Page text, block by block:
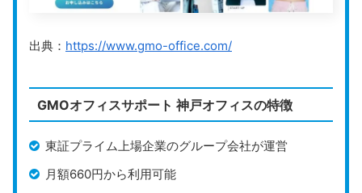
出典： https://www.gmo-office.com/
GMOオフィスサポート 神戸オフィスの特徴
東証プライム上場企業のグループ会社が運営
月額660円から利用可能